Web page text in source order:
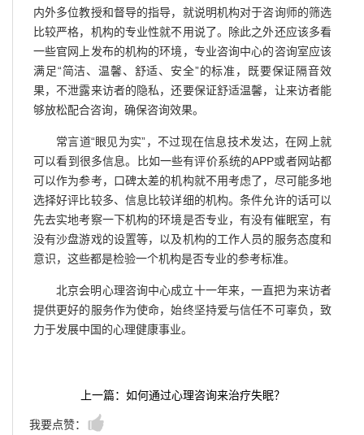
内外多位教授和督导的指导，就说明机构对于咨询师的筛选
比较严格，机构的专业性就不用说了。除此之外还应该多看
一些官网上发布的机构的环境，专业咨询中心的咨询室应该
满足“简洁、温馨、舒适、安全”的标准，既要保证隔音效
果，不泄露来访者的隐私，还要保证舒适温馨，让来访者能
够放松配合咨询，确保咨询效果。
常言道“眼见为实”，不过现在信息技术发达，在网上就
可以看到很多信息。比如一些有评价系统的APP或者网站都
可以作为参考，口碑太差的机构就不用考虑了，尽可能多地
选择好评比较多、信息比较详细的机构。条件允许的话可以
先去实地考察一下机构的环境是否专业，有没有催眠室，有
没有沙盘游戏的设置等，以及机构的工作人员的服务态度和
意识，这些都是检验一个机构是否专业的参考标准。
北京会明心理咨询中心成立十一年来，一直把为来访者
提供更好的服务作为使命，始终坚持爱与信任不可辜负，致
力于发展中国的心理健康事业。
上一篇：如何通过心理咨询来治疗失眠？
我要点赞：